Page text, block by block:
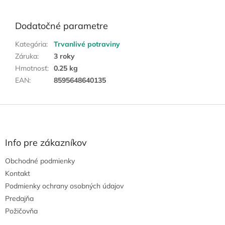
Dodatočné parametre
Kategória:
Trvanlivé potraviny
Záruka:
3 roky
Hmotnosť: 0.25 kg
EAN: 8595648640135
Z
Info pre zákazníkov
Obchodné podmienky
Kontakt
Podmienky ochrany osobných údajov
Predajňa
Požičovňa